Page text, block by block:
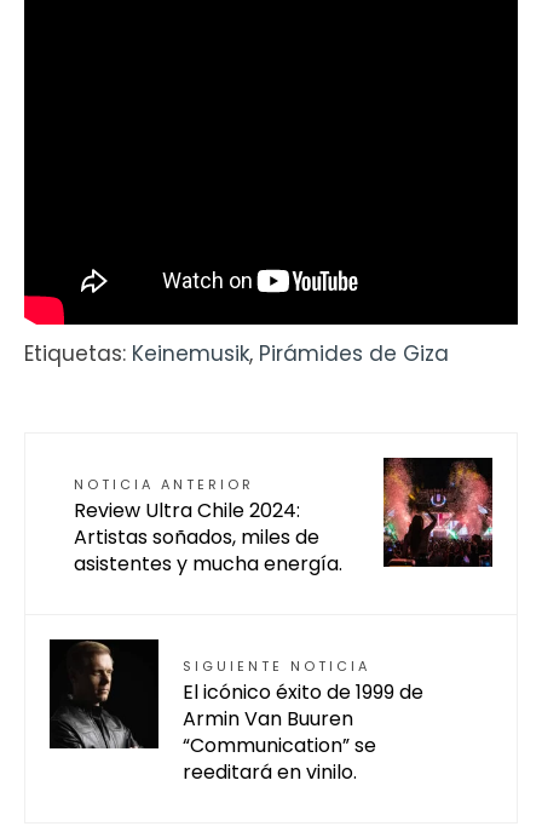
Etiquetas: Keinemusik, Pirámides de Giza
NOTICIA ANTERIOR
Review Ultra Chile 2024:
Artistas soñados, miles de
asistentes y mucha energía.
SIGUIENTE NOTICIA
El icónico éxito de 1999 de
Armin Van Buuren
“Communication” se
reeditará en vinilo.